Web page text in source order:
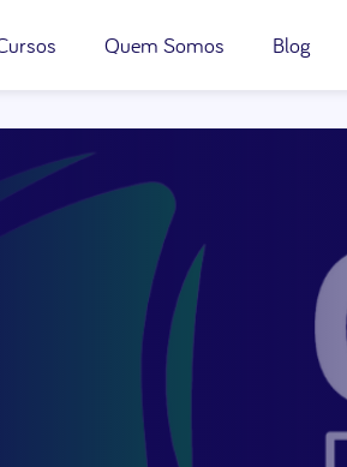
Quem Somos Blog